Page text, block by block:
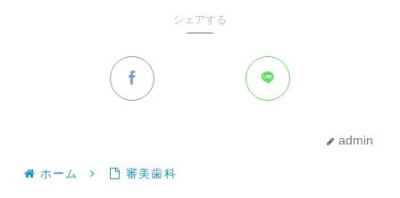
シェアする
admin
ホーム 審美歯科